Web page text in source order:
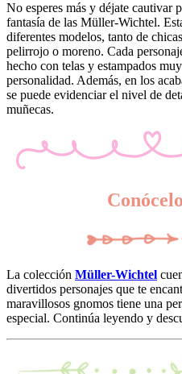
No esperes más y déjate cautivar
fantasía de las Müller-Wichtel.
diferentes modelos, tanto de
pelirrojo o moreno. Cada
hecho con telas y estampados
personalidad. Además, en los
se puede evidenciar el nivel de
muñecas.
La colección Müller-Wichtel
divertidos personajes que te
maravillosos gnomos tiene una
especial. Continúa leyendo y